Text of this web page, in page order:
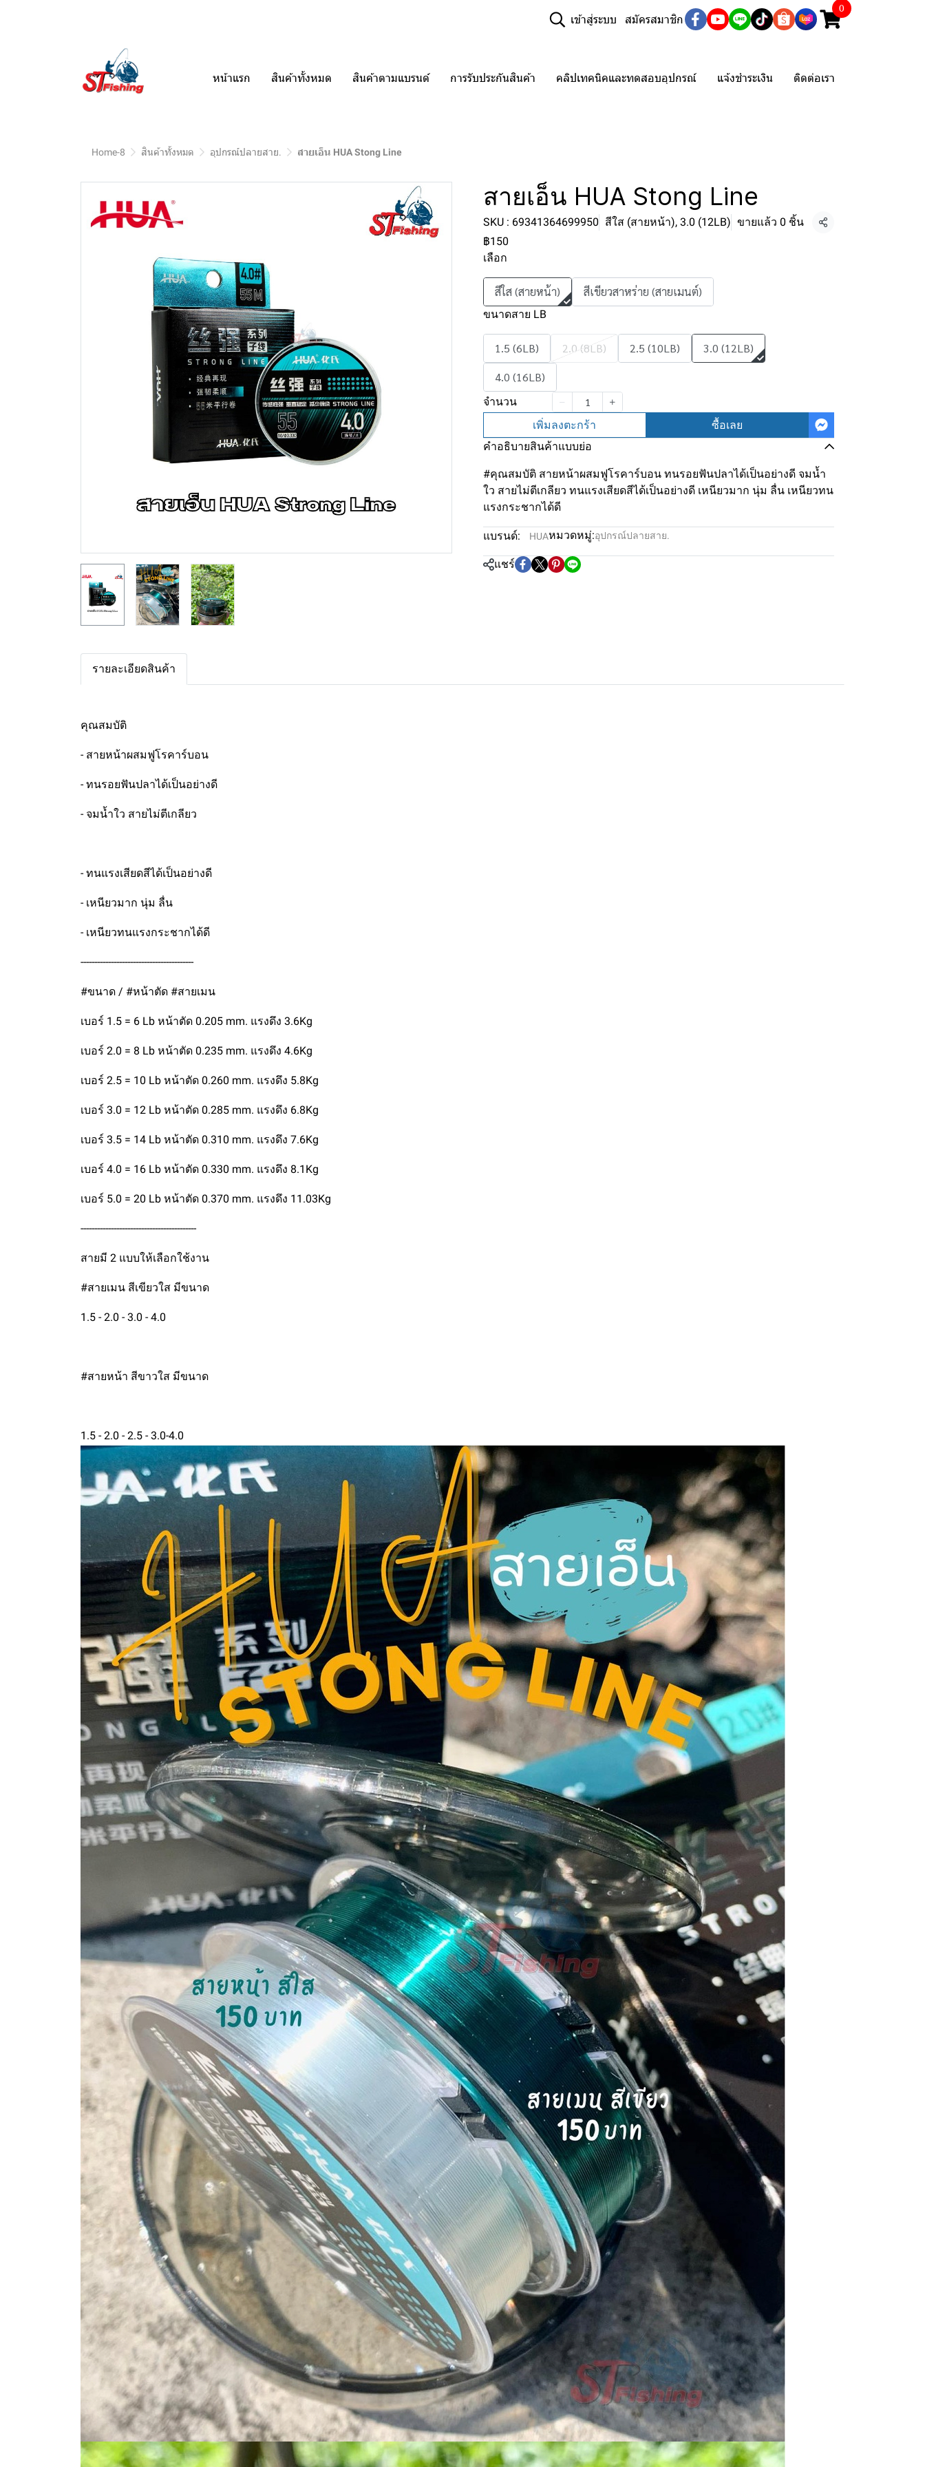
เข้าสู่ระบบ สมัครสมาชิก
0
หน้าแรก สินค้าทั้งหมด สินค้าตามแบรนด์ การรับประกันสินค้า คลิปเทคนิคและทดสอบอุปกรณ์ แจ้งชำระเงิน ติดต่อเรา
Home-8 สินค้าทั้งหมด อุปกรณ์ปลายสาย. สายเอ็น HUA Stong Line
สายเอ็น HUA Stong Line
SKU : 69341364699950 สีใส (สายหน้า), 3.0 (12LB) ขายแล้ว 0 ชิ้น แชร์
฿150
เลือก
สีใส (สายหน้า) สีเขียวสาหร่าย (สายเมนต์)
ขนาดสาย LB
1.5 (6LB) 2.0 (8LB) 2.5 (10LB)
3.0 (12LB)
4.0 (16LB)
จำนวน
เพิ่มลงตะกร้า ซื้อเลย
คำอธิบายสินค้าแบบย่อ
#คุณสมบัติ สายหน้าผสมฟูโรคาร์บอน ทนรอยฟันปลาได้เป็นอย่างดี จมน้ำ
ใว สายไม่ตีเกลียว ทนแรงเสียดสีได้เป็นอย่างดี เหนียวมาก นุ่ม ลื่น เหนียวทน
แรงกระชากได้ดี
แบรนด์: HUAหมวดหมู่:อุปกรณ์ปลายสาย.
แชร์
รายละเอียดสินค้า
คุณสมบัติ
- สายหน้าผสมฟูโรคาร์บอน
- ทนรอยฟันปลาได้เป็นอย่างดี
- จมน้ำใว สายไม่ตีเกลียว
- ทนแรงเสียดสีได้เป็นอย่างดี
- เหนียวมาก นุ่ม ลื่น
- เหนียวทนแรงกระชากได้ดี
-----------------------------------------
#ขนาด / #หน้าตัด #สายเมน
เบอร์ 1.5 = 6 Lb หน้าตัด 0.205 mm. แรงดึง 3.6Kg
เบอร์ 2.0 = 8 Lb หน้าตัด 0.235 mm. แรงดึง 4.6Kg
เบอร์ 2.5 = 10 Lb หน้าตัด 0.260 mm. แรงดึง 5.8Kg
เบอร์ 3.0 = 12 Lb หน้าตัด 0.285 mm. แรงดึง 6.8Kg
เบอร์ 3.5 = 14 Lb หน้าตัด 0.310 mm. แรงดึง 7.6Kg
เบอร์ 4.0 = 16 Lb หน้าตัด 0.330 mm. แรงดึง 8.1Kg
เบอร์ 5.0 = 20 Lb หน้าตัด 0.370 mm. แรงดึง 11.03Kg
------------------------------------------
สายมี 2 แบบให้เลือกใช้งาน
#สายเมน สีเขียวใส มีขนาด
1.5 - 2.0 - 3.0 - 4.0
#สายหน้า สีขาวใส มีขนาด
1.5 - 2.0 - 2.5 - 3.0-4.0